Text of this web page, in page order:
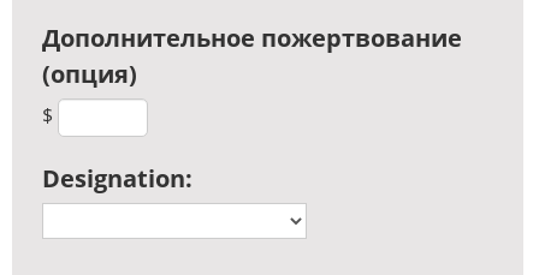
Дополнительное пожертвование
(опция)
$
Designation: